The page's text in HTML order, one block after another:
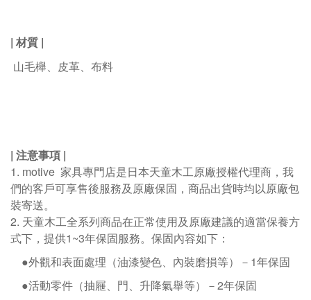
| 材質 |
山毛櫸、皮革、布料
| 注意事項 |
1. motive 家具專門店是日本天童木工原廠授權代理商，我
們的客戶可享售後服務及原廠保固，商品出貨時均以原廠包
裝寄送。
2. 天童木工全系列商品在正常使用及原廠建議的適當保養方
式下，提供1~3年保固服務。保固內容如下：
●外觀和表面處理（油漆變色、內裝磨損等）－ 1年保固
●活動零件（抽屜、門、升降氣舉等）－2年保固